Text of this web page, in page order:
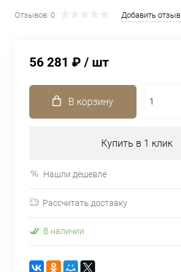
Отзывов: 0 Добавить отзыв
56 281 ₽ / шт
В корзину
Купить в 1 клик
Нашли дешевле
Рассчитать доставку
В наличии